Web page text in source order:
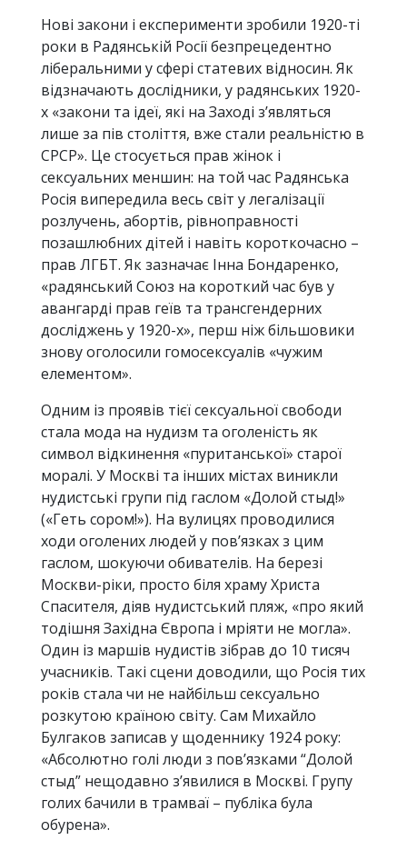
Нові закони і експерименти зробили 1920-ті
роки в Радянській Росії безпрецедентно
ліберальними у сфері статевих відносин. Як
відзначають дослідники, у радянських 1920-
х «закони та ідеї, які на Заході з’являться
лише за пів століття, вже стали реальністю в
СРСР». Це стосується прав жінок і
сексуальних меншин: на той час Радянська
Росія випередила весь світ у легалізації
розлучень, абортів, рівноправності
позашлюбних дітей і навіть короткочасно –
прав ЛГБТ. Як зазначає Інна Бондаренко,
«радянський Союз на короткий час був у
авангарді прав геїв та трансгендерних
досліджень у 1920-х», перш ніж більшовики
знову оголосили гомосексуалів «чужим
елементом».
Одним із проявів тієї сексуальної свободи
стала мода на нудизм та оголеність як
символ відкинення «пуританської» старої
моралі. У Москві та інших містах виникли
нудистські групи під гаслом «Долой стыд!»
(«Геть сором!»). На вулицях проводилися
ходи оголених людей у пов’язках з цим
гаслом, шокуючи обивателів. На березі
Москви-ріки, просто біля храму Христа
Спасителя, діяв нудистський пляж, «про який
тодішня Західна Європа і мріяти не могла».
Один із маршів нудистів зібрав до 10 тисяч
учасників. Такі сцени доводили, що Росія тих
років стала чи не найбільш сексуально
розкутою країною світу. Сам Михайло
Булгаков записав у щоденнику 1924 року:
«Абсолютно голі люди з пов’язками “Долой
стыд” нещодавно з’явилися в Москві. Групу
голих бачили в трамваї – публіка була
обурена».